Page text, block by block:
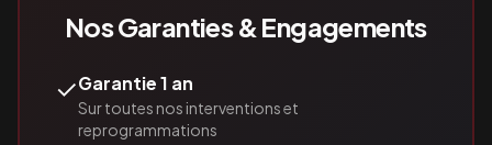
Nos Garanties & Engagements
✓Garantie 1 an
Sur toutes nos interventions et
reprogrammations